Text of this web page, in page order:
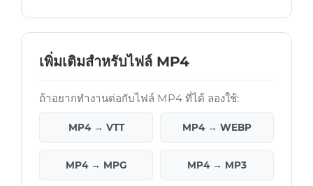
เพิ่มเติมสำหรับไฟล์ MP4
ถ้าอยากทำงานต่อกับไฟล์ MP4 ที่ได้ ลองใช้:
MP4 → VTT MP4 → WEBP
MP4 → MPG MP4 → MP3